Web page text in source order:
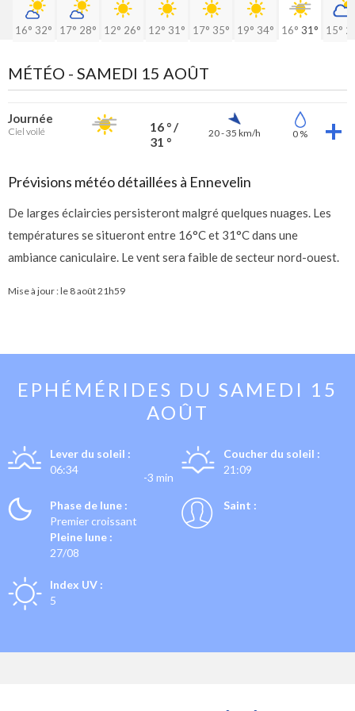
16° 32° 17° 28° 12° 26° 12° 31° 17° 35° 19° 34° 16° 31° 15°
MÉTÉO - SAMEDI 15 AOÛT
Journée
Ciel voilé
16 ° /
31 °
20 - 35 km/h 0 %
Prévisions météo détaillées à Ennevelin
De larges éclaircies persisteront malgré quelques nuages. Les
températures se situeront entre 16°C et 31°C dans une
ambiance caniculaire. Le vent sera faible de secteur nord-ouest.
Mise à jour : le 8 août 21h59
EPHÉMÉRIDES DU SAMEDI 15
AOÛT
Lever du soleil :
06:34
-3 min
Coucher du soleil :
21:09
Phase de lune :
Premier croissant
Pleine lune :
27/08
Saint :
Index UV :
5